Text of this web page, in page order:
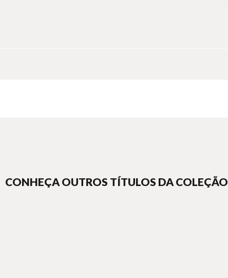
CONHEÇA OUTROS TÍTULOS DA COLEÇÃO